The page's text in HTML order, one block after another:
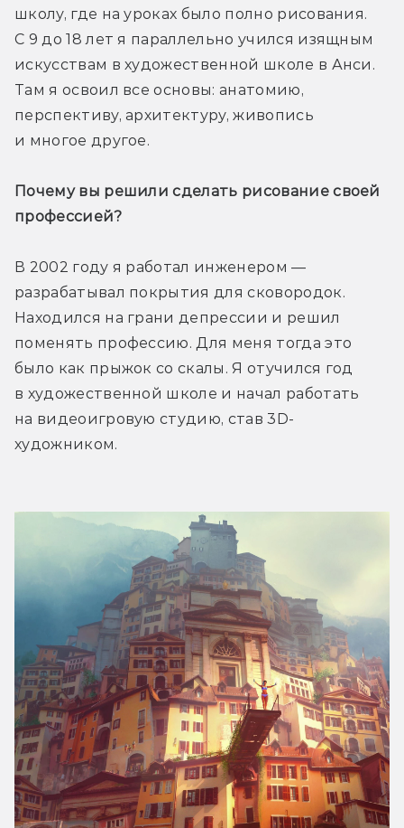
школу, где на уроках было полно рисования.
С 9 до 18 лет я параллельно учился изящным
искусствам в художественной школе в Анси.
Там я освоил все основы: анатомию,
перспективу, архитектуру, живопись
и многое другое.
Почему вы решили сделать рисование своей
профессией?
В 2002 году я работал инженером —
разрабатывал покрытия для сковородок.
Находился на грани депрессии и решил
поменять профессию. Для меня тогда это
было как прыжок со скалы. Я отучился год
в художественной школе и начал работать
на видеоигровую студию, став 3D-
художником.